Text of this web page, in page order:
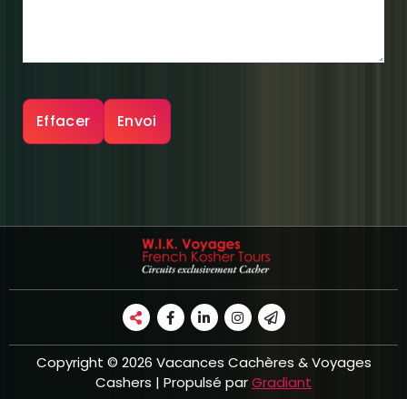
Copyright © 2026 Vacances Cachères & Voyages
Cashers | Propulsé parGradiant